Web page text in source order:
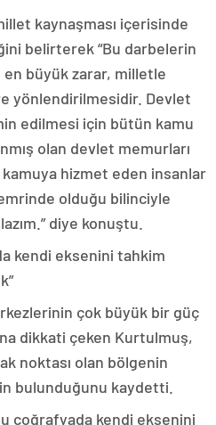
kaynaşması içerisinde
belirterek “Bu darbelerin
büyük zarar, milletle
yönlendirilmesidir. Devlet
edilmesi için bütün kamu
olan devlet memurları
hizmet eden insanlar
olduğu bilinciyle
diye konuştu.
kendi eksenini tahkim
çok büyük bir güç
dikkati çeken Kurtulmuş,
noktası olan bölgenin
bulunduğunu kaydetti.
coğrafyada kendi eksenini